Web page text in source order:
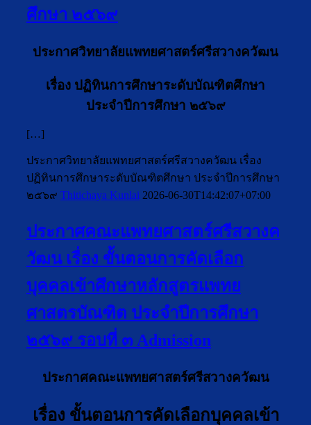
ศึกษา ๒๕๖๙
ประกาศวิทยาลัยแพทยศาสตร์ศรีสวางควัฒน
เรื่อง ปฏิทินการศึกษาระดับบัณฑิตศึกษา
ประจำปีการศึกษา ๒๕๖๙
[…]
ประกาศวิทยาลัยแพทยศาสตร์ศรีสวางควัฒน เรื่อง
ปฏิทินการศึกษาระดับบัณฑิตศึกษา ประจำปีการศึกษา
๒๕๖๙ Thitichaya Kunlai 2026-06-30T14:42:07+07:00
ประกาศคณะแพทยศาสตร์ศรีสวางค
วัฒน เรื่อง ขั้นตอนการคัดเลือก
บุคคลเข้าศึกษาหลักสูตรแพทย
ศาสตรบัณฑิต ประจำปีการศึกษา
๒๕๖๙ รอบที่ ๓ Admission
ประกาศคณะแพทยศาสตร์ศรีสวางควัฒน
เรื่อง ขั้นตอนการคัดเลือกบุคคลเข้า